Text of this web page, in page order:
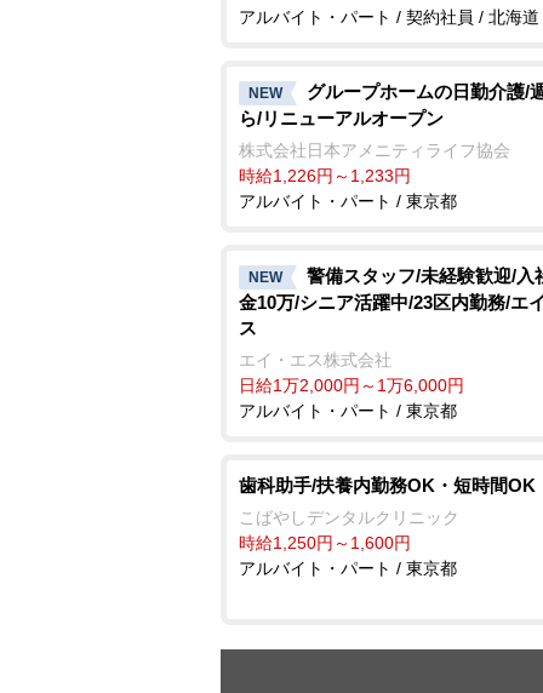
アルバイト・パート / 契約社員 / 北海道
NEW
グループホームの日勤介護/
ら/リニューアルオープン
株式会社日本アメニティライフ協会
時給1,226円～1,233円
アルバイト・パート / 東京都
NEW
警備スタッフ/未経験歓迎/入
金10万/シニア活躍中/23区内勤務/エ
ス
エイ・エス株式会社
日給1万2,000円～1万6,000円
アルバイト・パート / 東京都
歯科助手/扶養内勤務OK・短時間OK
こばやしデンタルクリニック
時給1,250円～1,600円
アルバイト・パート / 東京都